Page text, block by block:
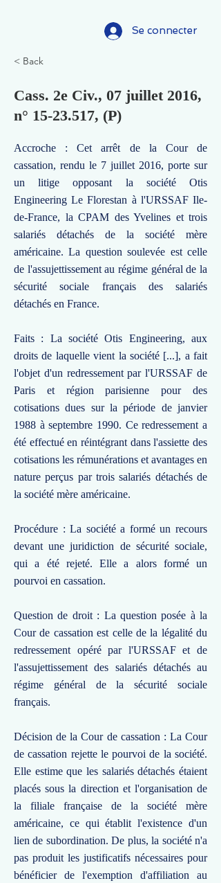
Se connecter
< Back
Cass. 2e Civ., 07 juillet 2016,
n° 15-23.517, (P)
Accroche : Cet arrêt de la Cour de
cassation, rendu le 7 juillet 2016, porte sur
un litige opposant la société Otis
Engineering Le Florestan à l'URSSAF Ile-
de-France, la CPAM des Yvelines et trois
salariés détachés de la société mère
américaine. La question soulevée est celle
de l'assujettissement au régime général de la
sécurité sociale français des salariés
détachés en France.
Faits : La société Otis Engineering, aux
droits de laquelle vient la société [...], a fait
l'objet d'un redressement par l'URSSAF de
Paris et région parisienne pour des
cotisations dues sur la période de janvier
1988 à septembre 1990. Ce redressement a
été effectué en réintégrant dans l'assiette des
cotisations les rémunérations et avantages en
nature perçus par trois salariés détachés de
la société mère américaine.
Procédure : La société a formé un recours
devant une juridiction de sécurité sociale,
qui a été rejeté. Elle a alors formé un
pourvoi en cassation.
Question de droit : La question posée à la
Cour de cassation est celle de la légalité du
redressement opéré par l'URSSAF et de
l'assujettissement des salariés détachés au
régime général de la sécurité sociale
français.
Décision de la Cour de cassation : La Cour
de cassation rejette le pourvoi de la société.
Elle estime que les salariés détachés étaient
placés sous la direction et l'organisation de
la filiale française de la société mère
américaine, ce qui établit l'existence d'un
lien de subordination. De plus, la société n'a
pas produit les justificatifs nécessaires pour
bénéficier de l'exemption d'affiliation au